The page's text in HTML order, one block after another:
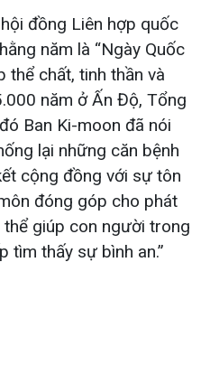
đồng Liên hợp quốc
năm là “Ngày Quốc
thể chất, tinh thần và
năm ở Ấn Độ, Tổng
Ban Ki-moon đã nói
lại những căn bệnh
cộng đồng với sự tôn
đóng góp cho phát
giúp con người trong
tìm thấy sự bình an.”